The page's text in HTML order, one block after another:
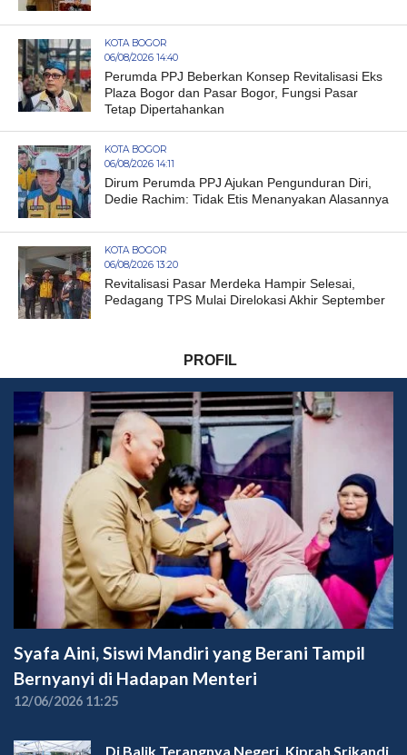
KOTA BOGOR
06/08/2026 14:40
Perumda PPJ Beberkan Konsep Revitalisasi Eks
Plaza Bogor dan Pasar Bogor, Fungsi Pasar
Tetap Dipertahankan
KOTA BOGOR
06/08/2026 14:11
Dirum Perumda PPJ Ajukan Pengunduran Diri,
Dedie Rachim: Tidak Etis Menanyakan Alasannya
KOTA BOGOR
06/08/2026 13:20
Revitalisasi Pasar Merdeka Hampir Selesai,
Pedagang TPS Mulai Direlokasi Akhir September
PROFIL
Syafa Aini, Siswi Mandiri yang Berani Tampil
Bernyanyi di Hadapan Menteri
12/06/2026 11:25
Di Balik Terangnya Negeri, Kiprah Srikandi